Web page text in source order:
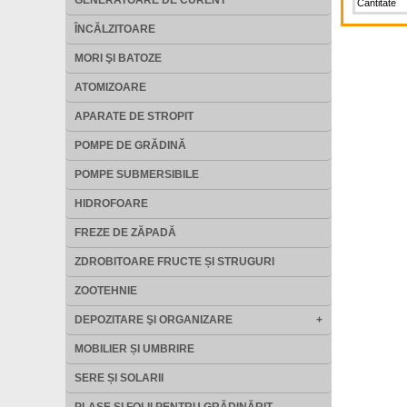
ÎNCĂLZITOARE
MORI ŞI BATOZE
ATOMIZOARE
APARATE DE STROPIT
POMPE DE GRĂDINĂ
POMPE SUBMERSIBILE
HIDROFOARE
FREZE DE ZĂPADĂ
ZDROBITOARE FRUCTE ȘI STRUGURI
ZOOTEHNIE
DEPOZITARE ŞI ORGANIZARE +
MOBILIER ȘI UMBRIRE
SERE ȘI SOLARII
Cantitate